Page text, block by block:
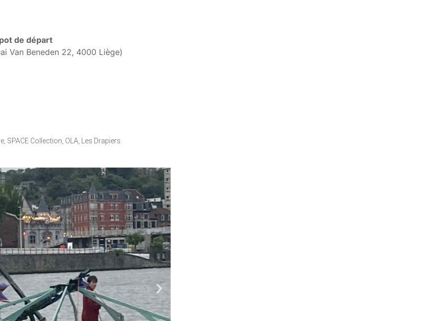
de départ
Van Beneden 22, 4000 Liège)
SPACE Collection, OLA, Les Drapiers